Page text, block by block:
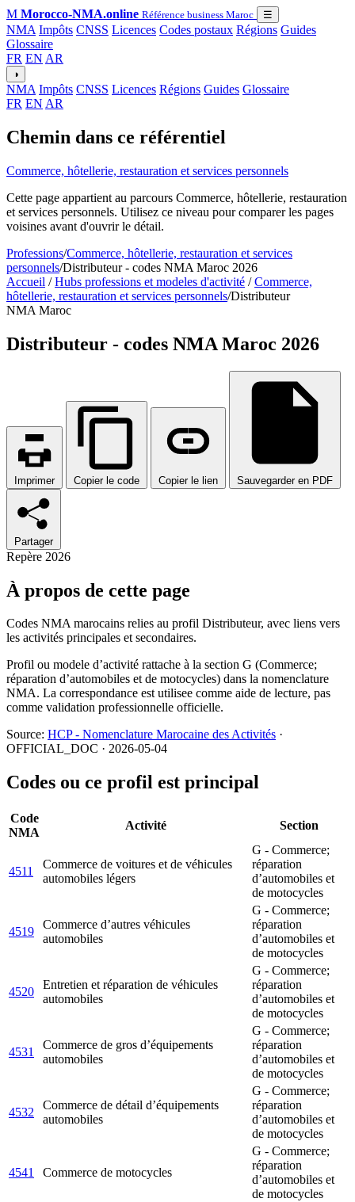
M Morocco-NMA.online Référence business Maroc ☰
NMA Impôts CNSS Licences Codes postaux Régions Guides
Glossaire
FR EN AR
◑
NMA Impôts CNSS Licences Régions Guides Glossaire
FR EN AR
Chemin dans ce référentiel
Commerce, hôtellerie, restauration et services personnels
Cette page appartient au parcours Commerce, hôtellerie, restauration
et services personnels. Utilisez ce niveau pour comparer les pages
voisines avant d'ouvrir le détail.
Professions/Commerce, hôtellerie, restauration et services
personnels/Distributeur - codes NMA Maroc 2026
Accueil / Hubs professions et modeles d'activité / Commerce,
hôtellerie, restauration et services personnels/Distributeur
NMA Maroc
Distributeur - codes NMA Maroc 2026
Imprimer Copier le code Copier le lien Sauvegarder en PDF
Partager
Repère 2026
À propos de cette page
Codes NMA marocains relies au profil Distributeur, avec liens vers
les activités principales et secondaires.
Profil ou modele d’activité rattache à la section G (Commerce;
réparation d’automobiles et de motocycles) dans la nomenclature
NMA. La correspondance est utilisee comme aide de lecture, pas
comme validation professionnelle officielle.
Source: HCP - Nomenclature Marocaine des Activités ·
OFFICIAL_DOC · 2026-05-04
Codes ou ce profil est principal
Code
NMA
Activité Section
4511
Commerce de voitures et de véhicules
automobiles légers
G - Commerce;
réparation
d’automobiles et
de motocycles
4519
Commerce d’autres véhicules
automobiles
G - Commerce;
réparation
d’automobiles et
de motocycles
4520
Entretien et réparation de véhicules
automobiles
G - Commerce;
réparation
d’automobiles et
de motocycles
4531
Commerce de gros d’équipements
automobiles
G - Commerce;
réparation
d’automobiles et
de motocycles
4532
Commerce de détail d’équipements
automobiles
G - Commerce;
réparation
d’automobiles et
de motocycles
4541 Commerce de motocycles
G - Commerce;
réparation
d’automobiles et
de motocycles